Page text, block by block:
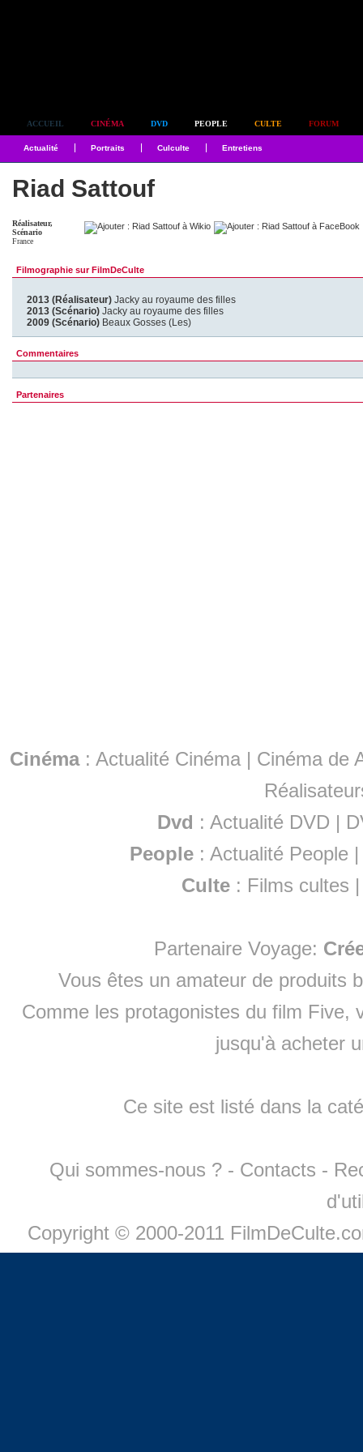
ACCUEIL CINÉMA DVD PEOPLE CULTE FORUM
Actualité Portraits Culculte Entretiens
Riad Sattouf
Réalisateur,
Scénario
France
Filmographie sur FilmDeCulte
2013 (Réalisateur) Jacky au royaume des filles
2013 (Scénario) Jacky au royaume des filles
2009 (Scénario) Beaux Gosses (Les)
Commentaires
Partenaires
Cinéma: Actualité Cinéma | Cinéma de
Dvd : Actualité DVD |
People :Actualité People
Culte : Films cultes
Partenaire Voyage:
Vous êtes un amateur de produits
Comme les protagonistes du film Five,
jusqu'à acheter
Ce site est listé dans la
Qui sommes-nous ? - Contacts -
Copyright © 2000-2011